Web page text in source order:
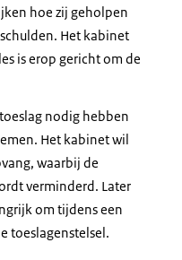
hoe zij geholpen
Het kabinet
is erop gericht om de
nodig hebben
Het kabinet wil
waarbij de
verminderd. Later
om tijdens een
toeslagenstelsel.